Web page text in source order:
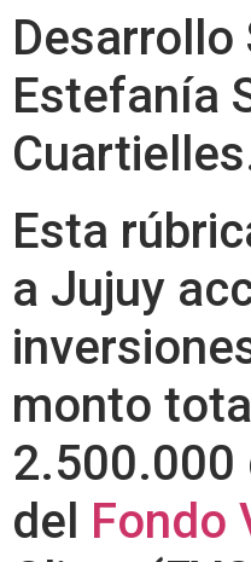
Desarrollo
Estefanía
Esta
a Jujuy
monto
2.500.000
del Fondo